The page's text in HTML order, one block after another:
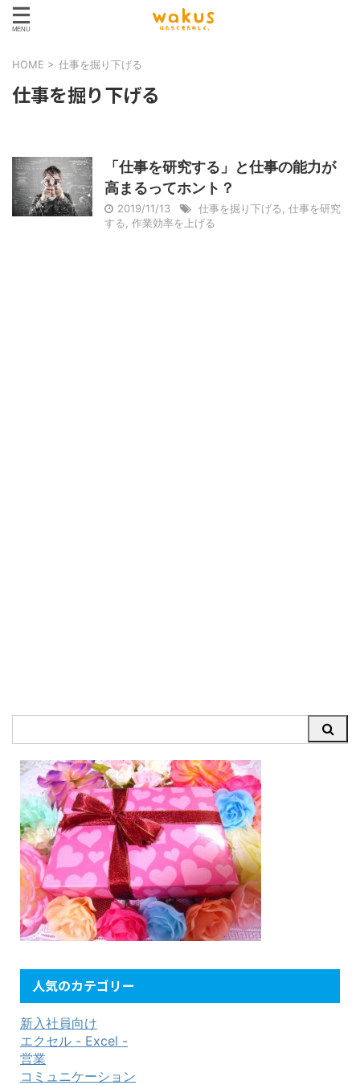
HOME > 仕事を掘り下げる
仕事を掘り下げる
「仕事を研究する」と仕事の能力が
高まるってホント？
2019/11/13 仕事を掘り下げる 仕事を研究
する 作業効率を上げる
人気のカテゴリー
新入社員向け
エクセル - Excel -
営業
コミュニケーション